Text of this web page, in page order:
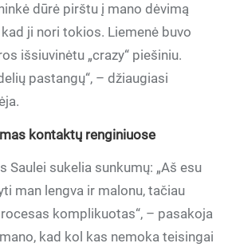
dūrė pirštu į mano dėvimą
kad ji nori tokios. Liemenė buvo
išsiuvinėtu „crazy“ piešiniu.
pastangų“, – džiaugiasi
kontaktų renginiuose
Saulei sukelia sunkumų: „Aš esu
man lengva ir malonu, tačiau
komplikuotas“, – pasakoja
kad kol kas nemoka teisingai